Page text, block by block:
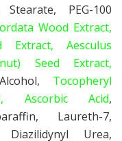
PEG-100
Wood Extract,
Extract,
Aesculus
Seed Extract,
Tocopheryl
Ascorbic Acid,
Laureth-7,
Diazilidynyl Urea,